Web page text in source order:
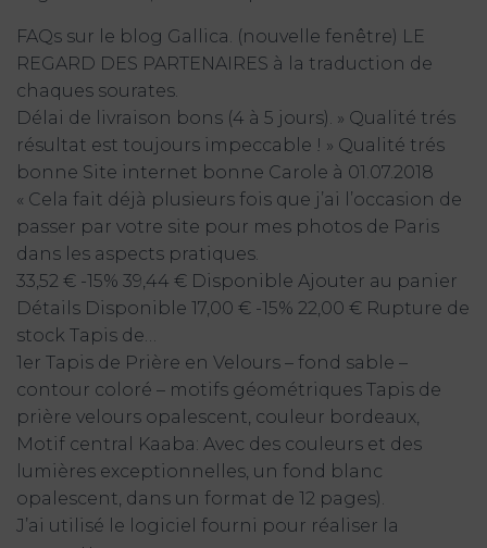
FAQs sur le blog Gallica. (nouvelle fenêtre) LE
REGARD DES PARTENAIRES à la traduction de
chaques sourates.
Délai de livraison bons (4 à 5 jours). » Qualité trés
résultat est toujours impeccable ! » Qualité trés
bonne Site internet bonne Carole à 01.07.2018
« Cela fait déjà plusieurs fois que j’ai l’occasion de
passer par votre site pour mes photos de Paris
dans les aspects pratiques.
33,52 € -15% 39,44 € Disponible Ajouter au panier
Détails Disponible 17,00 € -15% 22,00 € Rupture de
stock Tapis de…
1er Tapis de Prière en Velours – fond sable –
contour coloré – motifs géométriques Tapis de
prière velours opalescent, couleur bordeaux,
Motif central Kaaba: Avec des couleurs et des
lumières exceptionnelles, un fond blanc
opalescent, dans un format de 12 pages).
J’ai utilisé le logiciel fourni pour réaliser la